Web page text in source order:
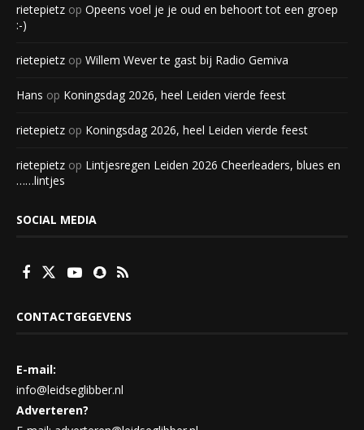
rietepietz op Opeens voel je je oud en behoort tot een groep
:-)
rietepietz op Willem Wever te gast bij Radio Gemiva
Hans op Koningsdag 2026, heel Leiden vierde feest
rietepietz op Koningsdag 2026, heel Leiden vierde feest
rietepietz op Lintjesregen Leiden 2026 Cheerleaders, blues en
……lintjes
SOCIAL MEDIA
CONTACTGEGEVENS
E-mail:
info@leidseglibber.nl
Adverteren?